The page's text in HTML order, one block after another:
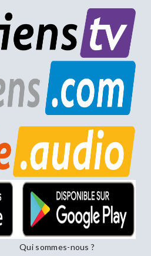
Qui sommes-nous ?